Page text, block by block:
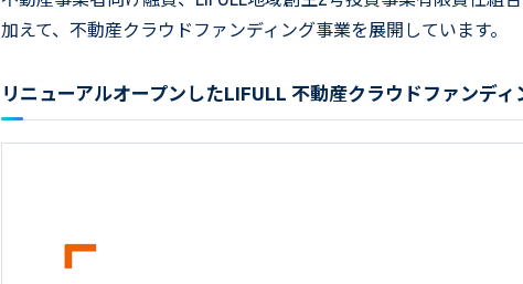
加えて、不動産クラウドファンディング事業を展開しています。
リニューアルオープンしたLIFULL 不動産クラウドファンディ